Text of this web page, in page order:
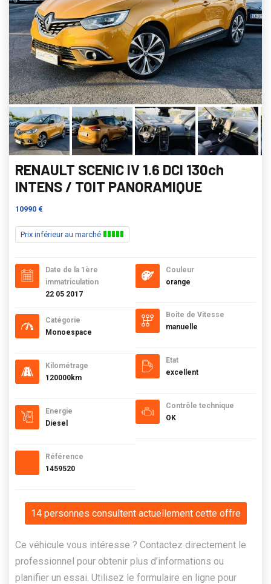
RENAULT SCENIC IV 1.6 DCI 130ch
INTENS / TOIT PANORAMIQUE
10990 €
Prix inférieur au marché
Date de la 1ère
immatriculation
22 05 2017
Catégorie
Monoespace
Kilométrage
120000km
Energie
Diesel
Référence
1459520
Couleur
orange
Boite de Vitesse
manuelle
Etat
excellent
Contrôle technique
OK
14 personnes consultent actuellement cette offre
Ce véhicule vous intéresse ? Contactez directement le
professionnel pour obtenir plus d’informations ou
planifier un essai. Utilisez le formulaire en ligne pour